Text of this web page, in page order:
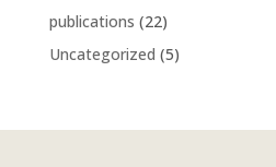
publications (22)
Uncategorized (5)